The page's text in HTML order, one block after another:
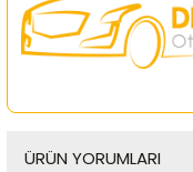
ÜRÜN YORUMLARI